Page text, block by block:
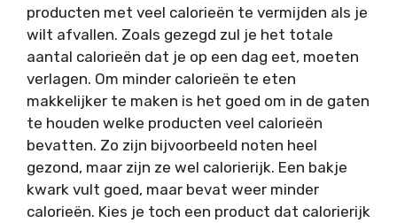
producten met veel calorieën te vermijden als je
wilt afvallen. Zoals gezegd zul je het totale
aantal calorieën dat je op een dag eet, moeten
verlagen. Om minder calorieën te eten
makkelijker te maken is het goed om in de gaten
te houden welke producten veel calorieën
bevatten. Zo zijn bijvoorbeeld noten heel
gezond, maar zijn ze wel calorierijk. Een bakje
kwark vult goed, maar bevat weer minder
calorieën. Kies je toch een product dat calorierijk